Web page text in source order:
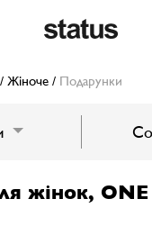
/ Жіноче / Подарунки
жінок, ONE